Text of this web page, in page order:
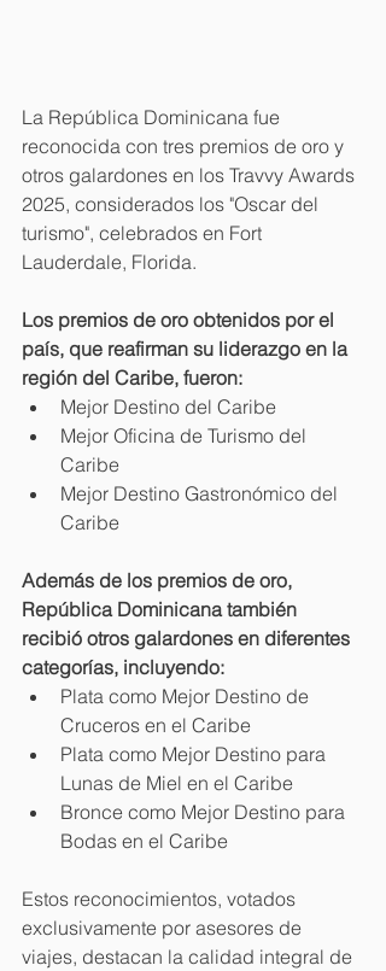
La República Dominicana fue
reconocida con tres premios de oro y
otros galardones en los Travvy Awards
2025, considerados los "Oscar del
turismo", celebrados en Fort
Lauderdale, Florida.
Los premios de oro obtenidos por el
país, que reafirman su liderazgo en la
región del Caribe, fueron:
Mejor Destino del Caribe
Mejor Oficina de Turismo del
Caribe
Mejor Destino Gastronómico del
Caribe
Además de los premios de oro,
República Dominicana también
recibió otros galardones en diferentes
categorías, incluyendo:
Plata como Mejor Destino de
Cruceros en el Caribe
Plata como Mejor Destino para
Lunas de Miel en el Caribe
Bronce como Mejor Destino para
Bodas en el Caribe
Estos reconocimientos, votados
exclusivamente por asesores de
viajes, destacan la calidad integral de